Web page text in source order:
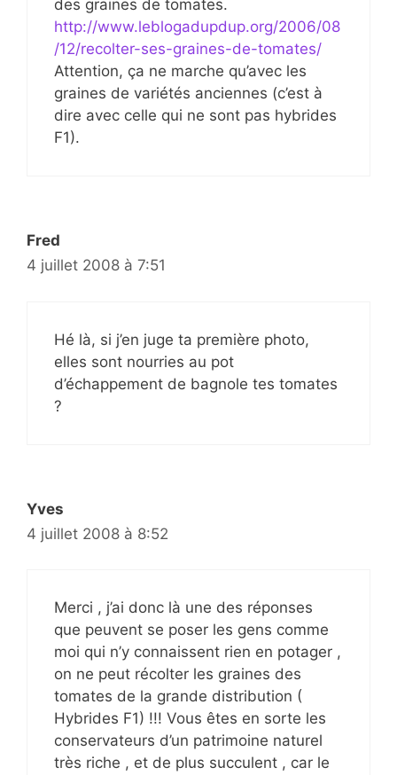
des graines de tomates.
http://www.leblogadupdup.org/2006/08
/12/recolter-ses-graines-de-tomates/
Attention, ça ne marche qu’avec les
graines de variétés anciennes (c’est à
dire avec celle qui ne sont pas hybrides
F1).
Fred
4 juillet 2008 à 7:51
Hé là, si j’en juge ta première photo,
elles sont nourries au pot
d’échappement de bagnole tes tomates
?
Yves
4 juillet 2008 à 8:52
Merci , j’ai donc là une des réponses
que peuvent se poser les gens comme
moi qui n’y connaissent rien en potager ,
on ne peut récolter les graines des
tomates de la grande distribution (
Hybrides F1) !!! Vous êtes en sorte les
conservateurs d’un patrimoine naturel
très riche , et de plus succulent , car le